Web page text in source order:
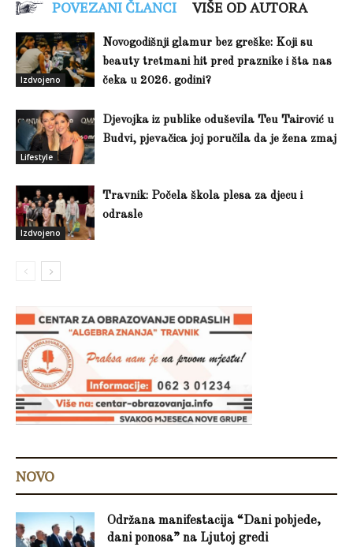
POVEZANI ČLANCI VIŠE OD AUTORA
Izdvojeno
Novogodišnji glamur bez greške: Koji su
beauty tretmani hit pred praznike i šta nas
čeka u 2026. godini?
Lifestyle
Djevojka iz publike oduševila Teu Tairović u
Budvi, pjevačica joj poručila da je žena zmaj
Izdvojeno
Travnik: Počela škola plesa za djecu i
odrasle
NOVO
Održana manifestacija “Dani pobjede,
dani ponosa” na Ljutoj gredi